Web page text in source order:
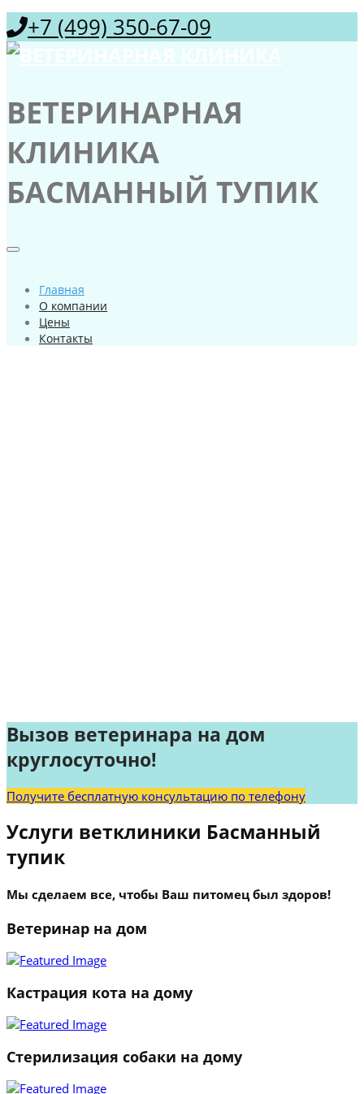
+7 (499) 350-67-09
ВЕТЕРИНАРНАЯ
КЛИНИКА
БАСМАННЫЙ ТУПИК
Главная
О компании
Цены
Контакты
Вызов ветеринара на дом
круглосуточно!
Получите бесплатную консультацию по телефону
Услуги ветклиники Басманный
тупик
Мы сделаем все, чтобы Ваш питомец был здоров!
Ветеринар на дом
Кастрация кота на дому
Стерилизация собаки на дому